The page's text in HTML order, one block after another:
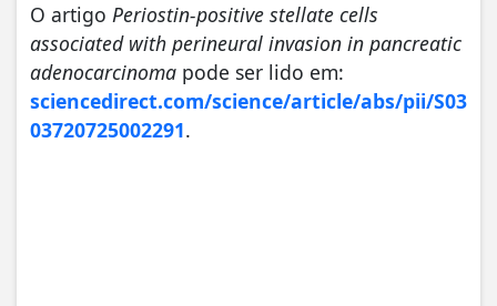
O artigo Periostin-positive stellate cells
associated with perineural invasion in pancreatic
adenocarcinoma pode ser lido em:
sciencedirect.com/science/article/abs/pii/S03
03720725002291.